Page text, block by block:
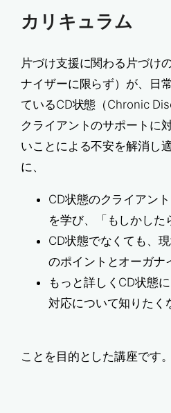
カリキュラム
片づけ支援に関わる片づけ
ナイザーに限らず）が、日
ているCD状態（Chronic
クライアントのサポートに
いことによる不安を解消し
に、
CD状態のクライアン
を学び、「もしかし
CD状態でなくても、
のポイントとオーガナ
もっと詳しくCD状態
対応について知りたく
ことを目的とした講座です。